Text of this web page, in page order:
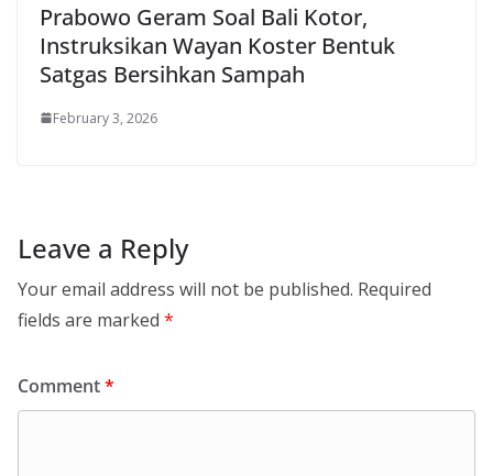
Prabowo Geram Soal Bali Kotor,
Instruksikan Wayan Koster Bentuk
Satgas Bersihkan Sampah
February 3, 2026
Leave a Reply
Your email address will not be published. Required
fields are marked *
Comment*